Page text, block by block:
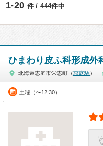
1-20 件 / 444件中
ひまわり皮ふ科形成外
北海道恵庭市栄恵町（恵庭駅 ）
土曜（〜12:30）